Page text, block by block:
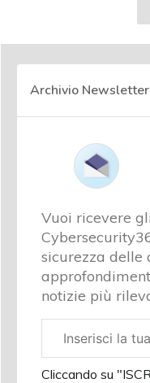
Archivio Newsletter
Vuoi ricevere
sicurezza delle
notizie più
aziendale
Cliccando su